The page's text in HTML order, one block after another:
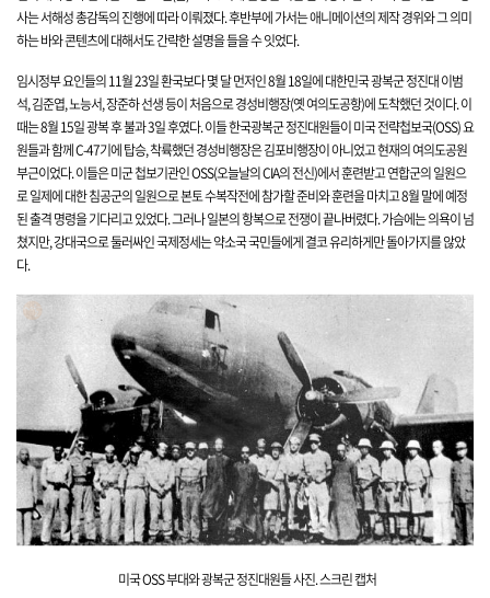
사는 서해성 총감독의 진행에 따라 이뤄졌다. 후반부에 가서는 애니메이션의 제작 경위와 그 의미
하는바와 콘텐츠에 대해서도 간략한설명을 들을 수 잇었다.
임시정부 요인들의 11월 23일 환국보다 몇 달 먼저인 8월 18일에대한민국 광복군 정진대 이범
석, 김준엽, 노능서, 장준하 선생 등이 처음으로 경성비행장(옛 여의도공항)에 도착했던 것이다. 이
때는 8월 15일 광복 후 불과3일 후였다. 이들 한국광복군 정진대원들이 미국 전략첩보국(OSS) 요
원들과 함께 C-47기에 탑승, 착륙했던 경성비행장은 김포비행장이 아니었고 현재의 여의도공원
부근이었다. 이들은 미군 첩보기관인 OSS(오늘날의 CIA의 전신)에서 훈련받고 연합군의 일원으
로 일제에 대한 침공군의 일원으로 본토 수복작전에 참가할 준비와 훈련을 마치고 8월말에 예정
된 출격 명령을 기다리고 있었다. 그러나 일본의 항복으로 전쟁이 끝나버렸다. 가슴에는 의욕이 넘
쳤지만, 강대국으로 둘러싸인 국제정세는 약소국 국민들에게 결코 유리하게만 돌아가지를 않았
다.
미국 OSS 부대와 광복군 정진대원들사진.스크린 캡처